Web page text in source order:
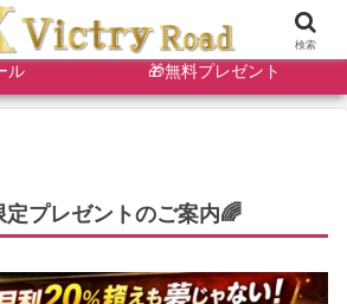
ンジ ✨ゴールドスキャルインジ
ル 🎁無料プレゼント
定プレゼントのご案内🌈
検索